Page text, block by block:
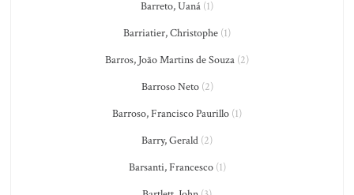
Barreto, Uaná (1)
Barriatier, Christophe (1)
Barros, João Martins de Souza (2)
Barroso Neto(2)
Barroso, Francisco Paurillo (1)
Barry, Gerald (2)
Barsanti, Francesco(1)